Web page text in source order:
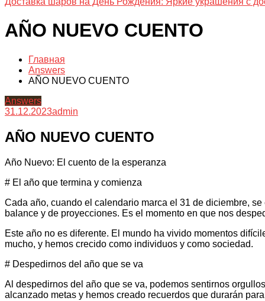
AÑO NUEVO CUENTO
Главная
Answers
AÑO NUEVO CUENTO
Answers
31.12.2023admin
AÑO NUEVO CUENTO
Año Nuevo: El cuento de la esperanza
# El año que termina y comienza
Cada año, cuando el calendario marca el 31 de diciembre,
balance y de proyecciones. Es el momento en que nos
Este año no es diferente. El mundo ha vivido momentos
mucho, y hemos crecido como individuos y como sociedad.
# Despedirnos del año que se va
Al despedirnos del año que se va, podemos sentirnos
alcanzado metas y hemos creado recuerdos que durarán